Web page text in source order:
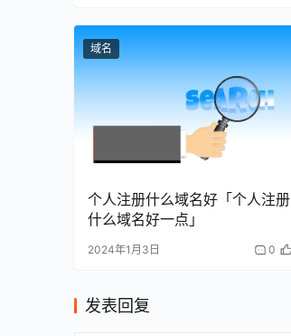
域名
个人注册什么域名好「个人注册
什么域名好一点」
2024年1月3日 0
发表回复